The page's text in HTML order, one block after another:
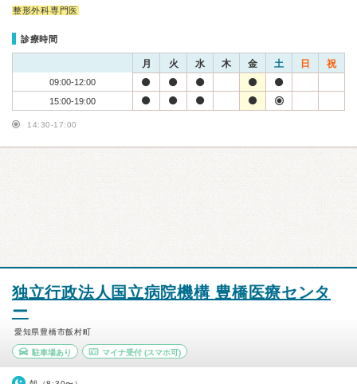
整形外科専門医
診療時間
月 火 水 木 金 土 日 祝
09:00-12:00
15:00-19:00
14:30-17:00
独立行政法人国立病院機構 豊橋医療センタ
ー
愛知県豊橋市飯村町
駐車場あり マイナ受付(スマホ可)